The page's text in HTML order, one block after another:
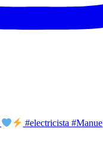
#electricista #Manue